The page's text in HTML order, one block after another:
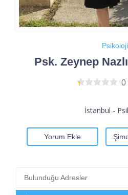
Psikoloji
Psk. Zeynep
0
İstanbul -
Yorum Ekle
Bulunduğu Adresler